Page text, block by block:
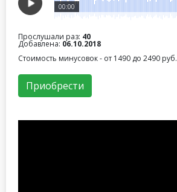
00:00
Прослушали раз: 40
Добавлена: 06.10.2018
Стоимость минусовок - от 1490 до 2490 руб.
Приобрести